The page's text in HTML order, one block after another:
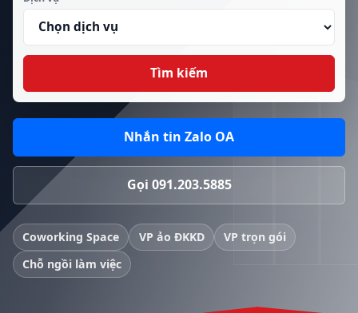
Tìm kiếm
Nhắn tin Zalo OA
Gọi 091.203.5885
Coworking Space VP ảo ĐKKD
VP trọn gói
Chỗ ngồi làm việc